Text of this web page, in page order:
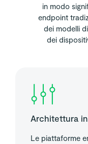
in modo
endpoint
dei modelli
dei
Architettura
Le piattaforme